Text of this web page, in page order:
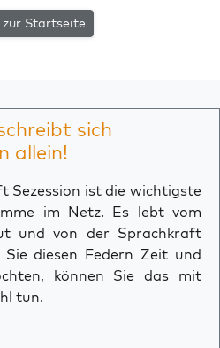
zur Startseite
sich
allein!
Sezession ist die wichtigste
im Netz. Es lebt vom
und von der Sprachkraft
diesen Federn Zeit und
können Sie das mit
tun.